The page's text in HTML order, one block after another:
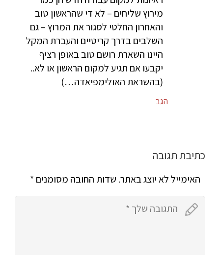
מירוץ שליחים – לא די שהראשון טוב
והאחרון החלטי לסגור את המרוץ – גם
השלבים בדרך קריטיים והעברת המקל
היינו השארת רושם טוב באופן רציף
יקבעו אם תגיע למקום הראשון או לא..
(בהשראת האולימפיאדה…)
הגב
כתיבת תגובה
האימייל לא יוצג באתר. שדות החובה מסומנים *